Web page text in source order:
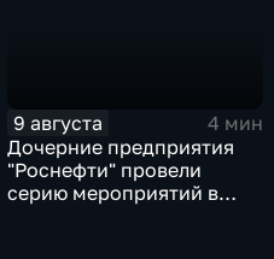
9 августа
4 мин
Дочерние предприятия
"Роснефти" провели
серию мероприятий в